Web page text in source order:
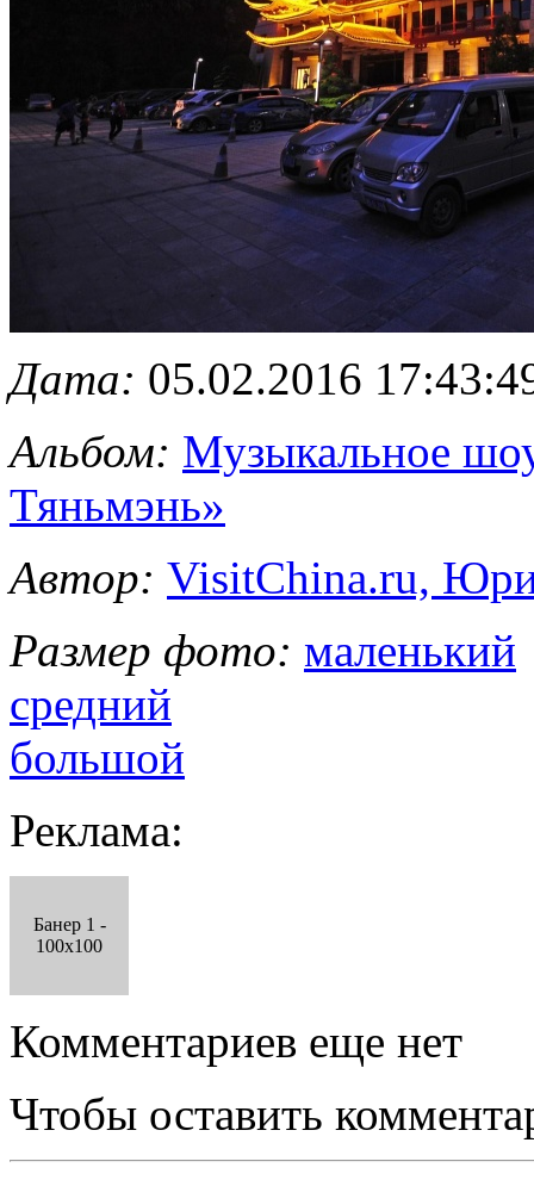
Дата: 05.02.2016
Альбом: Музыкальное
Тяньмэнь»
Автор: VisitChina.ru,
Размер фото: маленький
средний
большой
Реклама:
Банер 1 -
100x100
Комментариев еще нет
Чтобы оставить